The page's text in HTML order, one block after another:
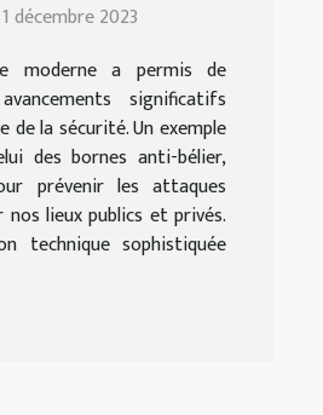
décembre 2023
moderne a permis de
significatifs
de la sécurité. Un exemple
des bornes anti-bélier,
prévenir les attaques
nos lieux publics et privés.
technique sophistiquée